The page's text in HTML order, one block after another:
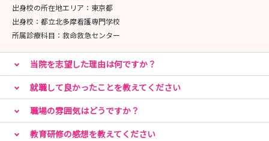
出身校の所在地エリア： 東京都
出身校： 都立北多摩看護専門学校
所属診療科目： 救命救急センター
当院を志望した理由は何ですか？
就職して良かったことを教えてください
職場の雰囲気はどうですか？
教育研修の感想を教えてください